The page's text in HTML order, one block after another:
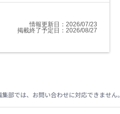
情報更新日：2026/07/23
掲載終了予定日：2026/08/27
部では、お問い合わせに対応できません。